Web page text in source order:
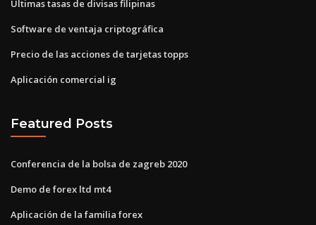
Últimas tasas de divisas filipinas
Software de ventaja criptográfica
Precio de las acciones de tarjetas topps
Aplicación comercial ig
Featured Posts
Conferencia de la bolsa de zagreb 2020
Demo de forex ltd mt4
Aplicación de la familia forex